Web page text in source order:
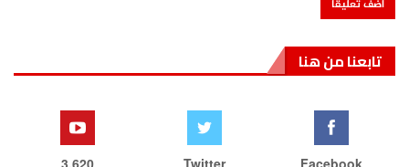
تابعنا من هنا